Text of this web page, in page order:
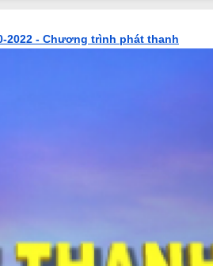
2022 - Chương trình phát thanh